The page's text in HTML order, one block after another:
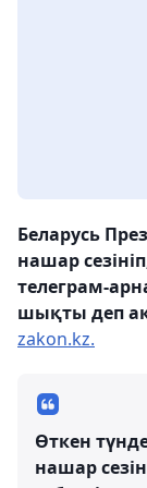
Беларусь
нашар
телеграм-
шықты деп
zakon.kz.
Өткен
нашар